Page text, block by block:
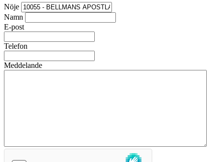
Nöje
Namn
E-post
Telefon
Meddelande